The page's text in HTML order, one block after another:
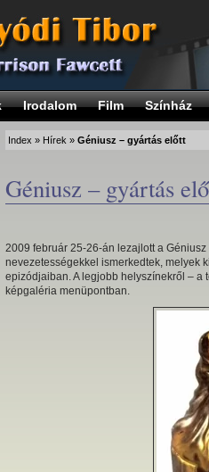
Irodalom Film Színház
Index » Hírek » Géniusz – gyártás előtt
Géniusz – gyártás
2009 február 25-26-án lezajlott a
nevezetességekkel ismerkedtek, melyek
epizódjaiban. A legjobb helyszínekről –
képgaléria menüpontban.